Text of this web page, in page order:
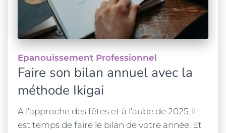
Epanouissement Professionnel
Faire son bilan annuel avec la
méthode Ikigai
A l’approche des fêtes et à l’aube de 2025, il
est temps de faire le bilan de votre année. Et